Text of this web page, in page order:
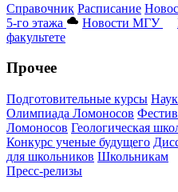
Справочник Расписание
5-го этажа
Новости МГУ
факультете
Прочее
Подготовительные курсы
Олимпиада Ломоносов
Ломоносов Геологическая
Конкурс ученые будущего
для школьников Школьникам
Пресс-релизы